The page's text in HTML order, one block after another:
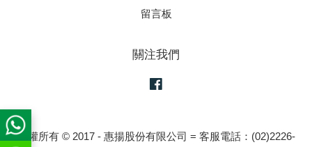
留言板
關注我們
版權所有 © 2017 - 惠揚股份有限公司 = 客服電話：(02)2226-